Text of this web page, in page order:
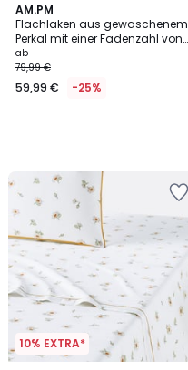
AM.PM
Flachlaken aus gewaschenem
Perkal mit einer Fadenzahl von
120, VALLI
ab
79,99 €
59,99 € -25%
10% EXTRA*